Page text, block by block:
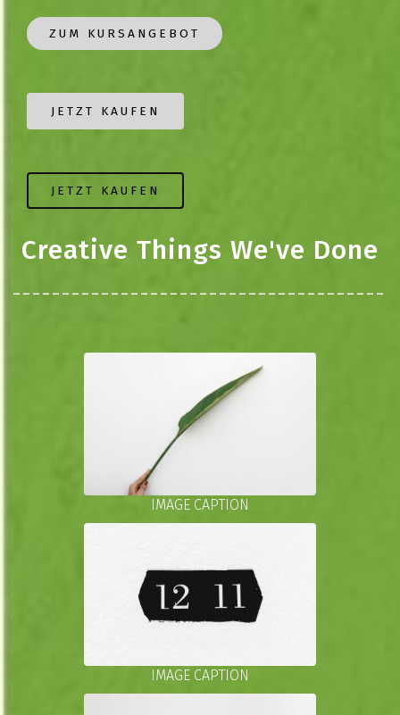
ZUM KURSANGEBOT
JETZT KAUFEN
JETZT KAUFEN
Creative Things We've Done
IMAGE CAPTION
IMAGE CAPTION